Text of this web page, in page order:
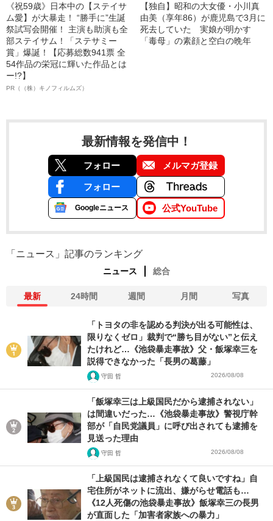
《祝59歳》日本中の【ステイサ
ム愛】が大暴走！ “勝手に”生誕
祭試写会開催！ 主演も助演も全
部ステイサム！「ステサミー
賞」爆誕！【応募総数941票 全
54作品の栄冠に輝いた作品とは
ー!?】
PR（（株）キノフィルムズ）
【独自】昭和の大女優・小川真
由美（享年86）が鹿児島で3月に
死去していた 実娘が明かす
「毒母」の素顔と空白の晩年
最新情報を発信中！
フォロー メルマガ登録
フォロー
Googleニュース 公式YouTube
「ニュース」記事のランキング
ニュース 総合
最新 24時間 週間 月間 写真
「トヨタの非を認める判決が出る可能性は、
限りなくゼロ」裁判で“勝ち目がない”と伝え
たけれど…《池袋暴走事故》父・飯塚幸三を
説得できなかった「長男の葛藤」
守田 哲 2026/08/08
「飯塚幸三は上級国民だから逮捕されない」
は間違いだった…《池袋暴走事故》警視庁幹
部が「自民党議員」に呼び出されても逮捕を
見送った理由
守田 哲 2026/08/08
「上級国民は逮捕されなくて良いですね」自
宅住所がネットに流出、嫌がらせ電話も…
《12人死傷の池袋暴走事故》飯塚幸三の長男
が直面した「加害者家族への暴力」